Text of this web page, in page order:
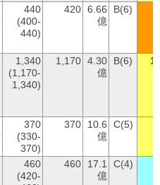
440
(400-
440)
420 6.66
億
B(6)
1,340
(1,170-
1,340)
1,170 4.30
億
B(6)
370
(330-
370)
370
10.6
億
C(5)
460
(420-
460
17.1
億
C(4)